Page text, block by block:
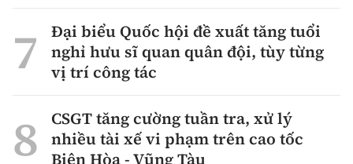
Đại biểu Quốc hội đề xuất tăng tuổi
nghỉ hưu sĩ quan quân đội, tùy từng
vị trí công tác
CSGT tăng cường tuần tra, xử lý
nhiều tài xế vi phạm trên cao tốc
Biên Hòa - Vũng Tàu